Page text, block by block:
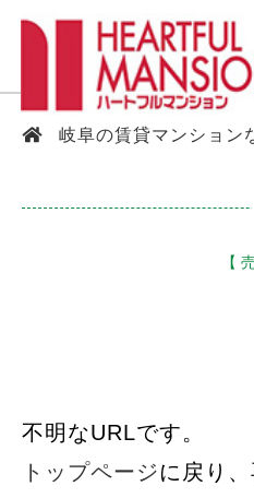
岐阜の賃貸マンション
【
不明なURLです。
トップページに戻り